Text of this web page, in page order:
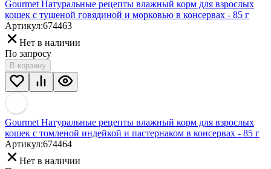
Gourmet Натуральные рецепты влажный корм для взрослых
кошек с тушеной говядиной и морковью в консервах - 85 г
Артикул:674463
Нет в наличии
По запросу
В корзину
Gourmet Натуральные рецепты влажный корм для взрослых
кошек с томленой индейкой и пастернаком в консервах - 85 г
Артикул:674464
Нет в наличии